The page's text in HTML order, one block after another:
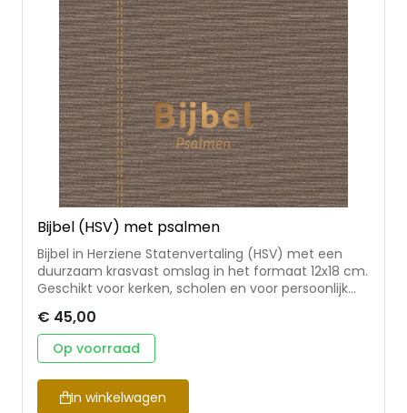
Bijbel (HSV) met psalmen
Bijbel in Herziene Statenvertaling (HSV) met een
duurzaam krasvast omslag in het formaat 12x18 cm.
Geschikt voor kerken, scholen en voor persoonlijk
en de berijmde psalmen 1773, enige gezangen en
formulieren.
€ 45,00
Op voorraad
In winkelwagen